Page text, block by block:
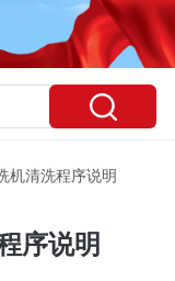
机清洗程序说明
序说明